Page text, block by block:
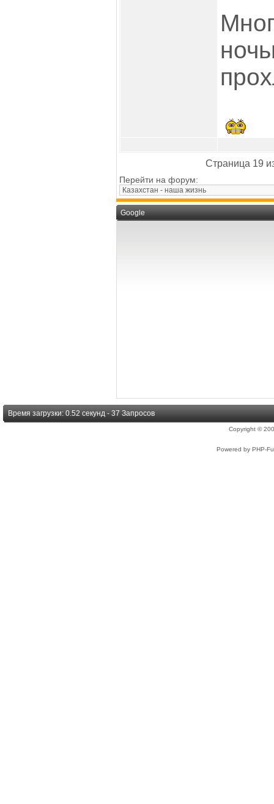
Страница 19
Перейти на форум:
Google
Время загрузки: 0.52 секунд - 37 Запросов
Copyright ©
Powered by PHP-